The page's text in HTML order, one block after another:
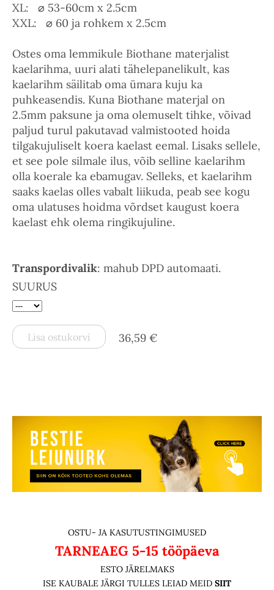
XL: ⌀ 53-60cm x 2.5cm
XXL: ⌀ 60 ja rohkem x 2.5cm
Ostes oma lemmikule Biothane materjalist
kaelarihma, uuri alati tähelepanelikult, kas
kaelarihm säilitab oma ümara kuju ka
puhkeasendis. Kuna Biothane materjal on
2.5mm paksune ja oma olemuselt tihke, võivad
paljud turul pakutavad valmistooted hoida
tilgakujuliselt koera kaelast eemal. Lisaks sellele,
et see pole silmale ilus, võib selline kaelarihm
olla koerale ka ebamugav. Selleks, et kaelarihm
saaks kaelas olles vabalt liikuda, peab see kogu
oma ulatuses hoidma võrdset kaugust koera
kaelast ehk olema ringikujuline.
Transpordivalik: mahub DPD automaati.
SUURUS
Lisa ostukorvi 36,59 €
OSTU- JA KASUTUSTINGIMUSED
TARNEAEG 5-15 tööpäeva
ESTO JÄRELMAKS
ISE KAUBALE JÄRGI TULLES LEIAD MEID SIIT